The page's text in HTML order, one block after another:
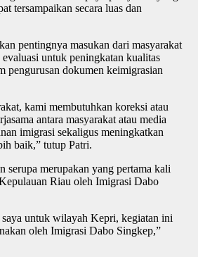
tersampaikan secara luas dan
pentingnya masukan dari masyarakat
evaluasi untuk peningkatan kualitas
pengurusan dokumen keimigrasian
kami membutuhkan koreksi atau
antara masyarakat atau media
imigrasi sekaligus meningkatkan
baik,” tutup Patri.
serupa merupakan yang pertama kali
Riau oleh Imigrasi Dabo
saya untuk wilayah Kepri, kegiatan ini
oleh Imigrasi Dabo Singkep,”